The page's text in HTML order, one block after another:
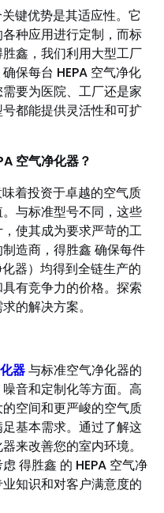
键优势是其适应性。它
种应用进行定制，而标
鑫，我们利用大型工厂
保每台 HEPA 空气净化
要为医院、工厂还是家
都能提供灵活性和可扩
空气净化器？
着投资于卓越的空气质
与标准型号不同，这些
使其成为要求严苛的工
造商，得胜鑫 确保每件
器）均得到全链生产的
有竞争力的价格。探索
的解决方案。
器与标准空气净化器的
音和定制化等方面。高
空间和更严峻的空气质
基本需求。通过了解这
来改善您的室内环境。
得胜鑫 的 HEPA 空气净
知识和对客户满意度的